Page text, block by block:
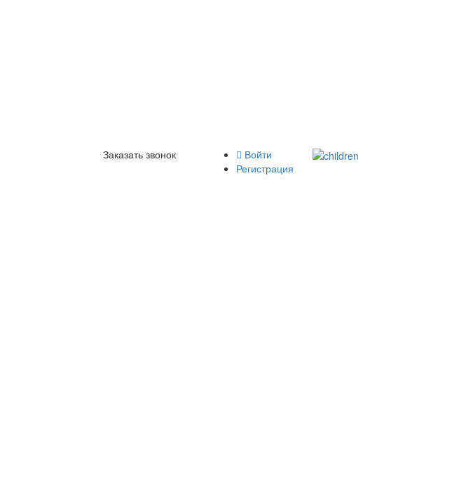
Заказать звонок
Войти
Регистрация